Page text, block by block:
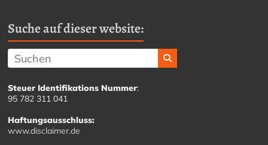
Suche auf dieser website:
Steuer Identifikations Nummer:
95 782 311 041
Haftungsausschluss:
www.disclaimer.de